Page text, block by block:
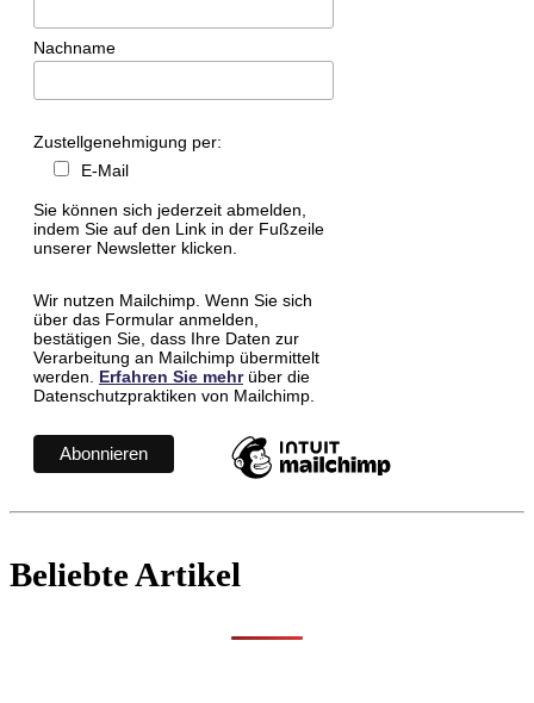
Nachname
Zustellgenehmigung per:
E-Mail
Sie können sich jederzeit abmelden,
indem Sie auf den Link in der Fußzeile
unserer Newsletter klicken.
Wir nutzen Mailchimp. Wenn Sie sich
über das Formular anmelden,
bestätigen Sie, dass Ihre Daten zur
Verarbeitung an Mailchimp übermittelt
werden. Erfahren Sie mehrüber die
Datenschutzpraktiken von Mailchimp.
Beliebte Artikel